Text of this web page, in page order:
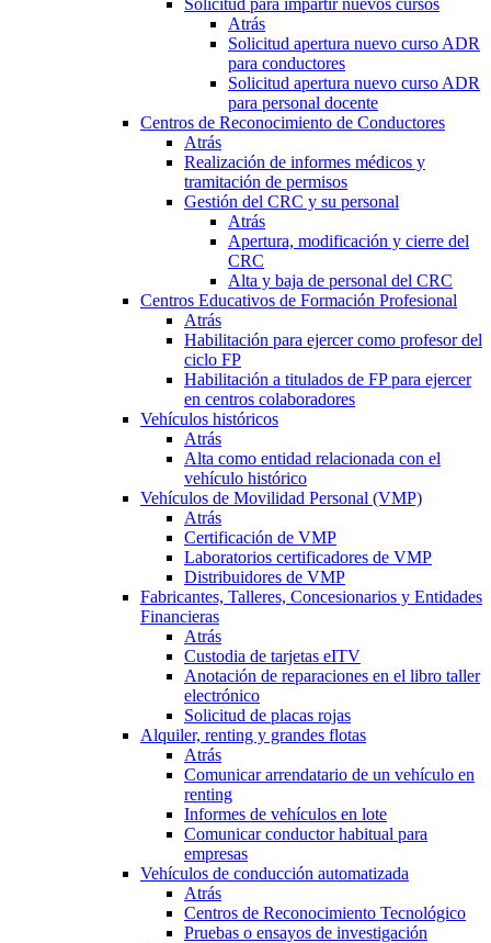
Solicitud para impartir nuevos cursos
Atrás
Solicitud apertura nuevo curso ADR
para conductores
Solicitud apertura nuevo curso ADR
para personal docente
Centros de Reconocimiento de Conductores
Atrás
Realización de informes médicos y
tramitación de permisos
Gestión del CRC y su personal
Atrás
Apertura, modificación y cierre del
CRC
Alta y baja de personal del CRC
Centros Educativos de Formación Profesional
Atrás
Habilitación para ejercer como profesor del
ciclo FP
Habilitación a titulados de FP para ejercer
en centros colaboradores
Vehículos históricos
Atrás
Alta como entidad relacionada con el
vehículo histórico
Vehículos de Movilidad Personal (VMP)
Atrás
Certificación de VMP
Laboratorios certificadores de VMP
Distribuidores de VMP
Fabricantes, Talleres, Concesionarios y Entidades
Financieras
Atrás
Custodia de tarjetas eITV
Anotación de reparaciones en el libro taller
electrónico
Solicitud de placas rojas
Alquiler, renting y grandes flotas
Atrás
Comunicar arrendatario de un vehículo en
renting
Informes de vehículos en lote
Comunicar conductor habitual para
empresas
Vehículos de conducción automatizada
Atrás
Centros de Reconocimiento Tecnológico
Pruebas o ensayos de investigación